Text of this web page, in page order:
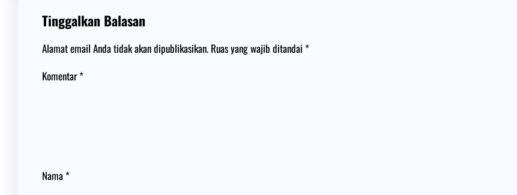
Tinggalkan Balasan
Alamat email Anda tidak akan dipublikasikan. Ruas yang wajib ditandai *
Komentar*
Nama *